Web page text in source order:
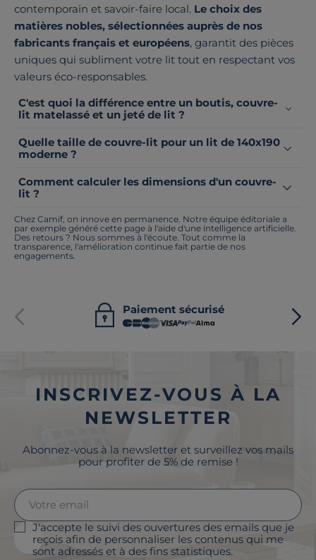
contemporain et savoir-faire local. Le choix des
matières nobles, sélectionnées auprès de nos
fabricants français et européens, garantit des pièces
uniques qui subliment votre lit tout en respectant vos
valeurs éco-responsables.
C'est quoi la différence entre un boutis, couvre-
lit matelassé et un jeté de lit ?
Quelle taille de couvre-lit pour un lit de 140x190
moderne ?
Comment calculer les dimensions d'un couvre-
lit ?
Chez Camif, on innove en permanence. Notre équipe éditoriale a
par exemple généré cette page à l'aide d'une intelligence artificielle.
Des retours ? Nous sommes à l'écoute. Tout comme la
transparence, l'amélioration continue fait partie de nos
engagements.
Paiement sécurisé
INSCRIVEZ-VOUS À LA
NEWSLETTER
Abonnez-vous à la newsletter et surveillez vos mails
pour profiter de 5% de remise !
J'accepte le suivi des ouvertures des emails que je
reçois afin de personnaliser les contenus qui me
sont adressés et à des fins statistiques.